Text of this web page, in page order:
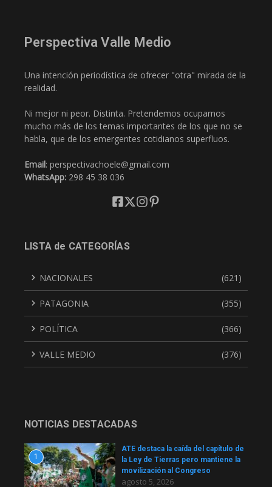
Perspectiva Valle Medio
Una intención periodística de ofrecer "otra" mirada de la
realidad.
Ni mejor ni peor. Distinta. Pretendemos ocuparnos
mucho más de los temas importantes de los que no se
habla, que de los emergentes cotidianos superfluos.
Email: perspectivachoele@gmail.com
WhatsApp: 298 45 38 036
LISTA de CATEGORÍAS
NACIONALES (621)
PATAGONIA (355)
POLÍTICA (366)
VALLE MEDIO (376)
NOTICIAS DESTACADAS
1
ATE destaca la caída del capítulo de
la Ley de Tierras pero mantiene la
movilización al Congreso
agosto 5, 2026